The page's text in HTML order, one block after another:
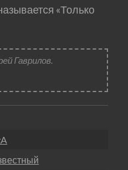
«Только
Гаврилов.